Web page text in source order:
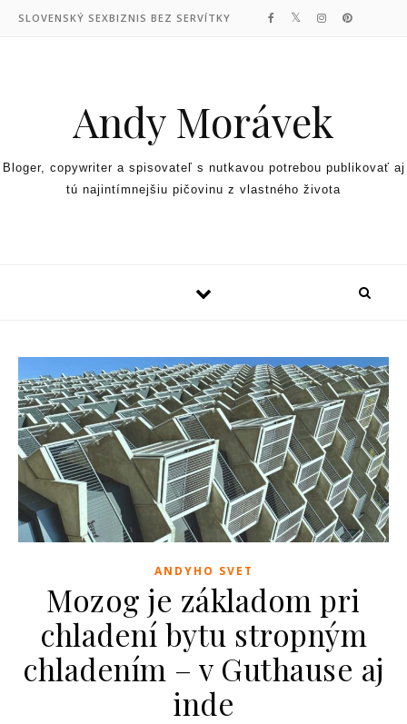
Skip to content
SLOVENSKÝ SEXBIZNIS BEZ SERVÍTKY
Andy Morávek
Bloger, copywriter a spisovateľ s nutkavou potrebou publikovať aj
tú najintímnejšiu pičovinu z vlastného života
ANDYHO SVET
Mozog je základom pri
chladení bytu stropným
chladením – v Guthause aj
inde